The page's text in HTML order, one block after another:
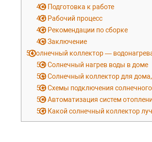
4.4 Подготовка к работе
4.5 Рабочий процесс
4.6 Рекомендации по сборке
4.7Заключение
5Солнечный коллектор —
5.1Солнечный нагрев воды в доме
5.2Солнечный коллектор для
5.3Схемы подключения
5.4Автоматизация систем
5.5 Какой солнечный коллектор